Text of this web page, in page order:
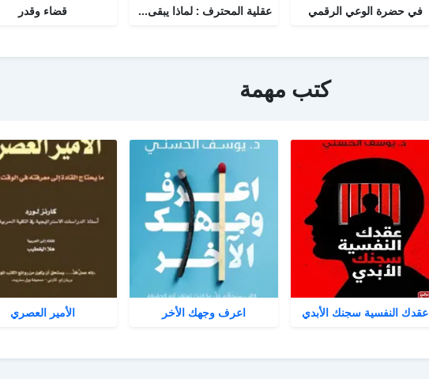
في حضرة الوعي الرقمي عقلية المحترف : لماذا يبقى البعض هواة رغم الموهبة؟ قضاء وقدر
كتب مهمة
عقدك النفسية سجنك الأبدي اعرف وجهك الأخر الأمير العصري